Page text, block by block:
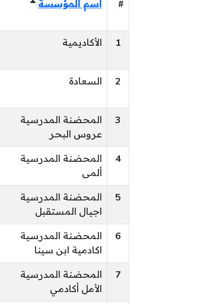
# اسم المؤسسة
1 الأكاديمية
2 السعادة
3
المحضنة المدرسية
عروس البحر
4
المحضنة المدرسية
ألمى
5
المحضنة المدرسية
اجيال المستقبل
6
المحضنة المدرسية
اكادمية ابن سينا
7
المحضنة المدرسية
الأمل أكادمي